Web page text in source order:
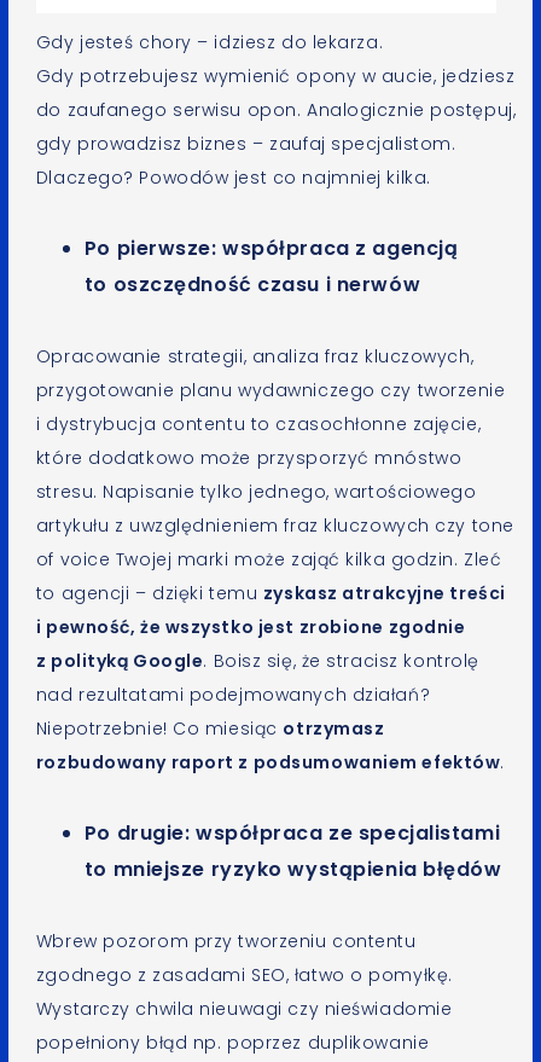
Gdy jesteś chory – idziesz do lekarza.
Gdy potrzebujesz wymienić opony w aucie, jedziesz
do zaufanego serwisu opon. Analogicznie postępuj,
gdy prowadzisz biznes – zaufaj specjalistom.
Dlaczego? Powodów jest co najmniej kilka.
Po pierwsze: współpraca z agencją
to oszczędność czasu i nerwów
Opracowanie strategii, analiza fraz kluczowych,
przygotowanie planu wydawniczego czy tworzenie
i dystrybucja contentu to czasochłonne zajęcie,
które dodatkowo może przysporzyć mnóstwo
stresu. Napisanie tylko jednego, wartościowego
artykułu z uwzględnieniem fraz kluczowych czy tone
of voice Twojej marki może zająć kilka godzin. Zleć
to agencji – dzięki temu zyskasz atrakcyjne treści
i pewność, że wszystko jest zrobione zgodnie
z polityką Google. Boisz się, że stracisz kontrolę
nad rezultatami podejmowanych działań?
Niepotrzebnie! Co miesiąc otrzymasz
rozbudowany raport z podsumowaniem efektów.
Po drugie: współpraca ze specjalistami
to mniejsze ryzyko wystąpienia błędów
Wbrew pozorom przy tworzeniu contentu
zgodnego z zasadami SEO, łatwo o pomyłkę.
Wystarczy chwila nieuwagi czy nieświadomie
popełniony błąd np. poprzez duplikowanie